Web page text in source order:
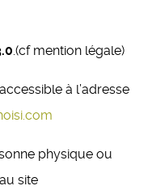
.(cf mention légale)
à l’adresse
physique ou
site